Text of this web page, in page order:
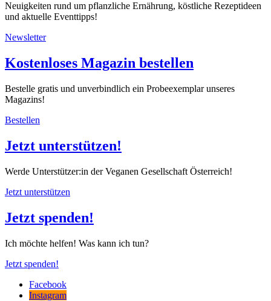
Neuigkeiten rund um pflanzliche Ernährung, köstliche Rezeptideen
und aktuelle Eventtipps!
Newsletter
Kostenloses Magazin bestellen
Bestelle gratis und unverbindlich ein Probeexemplar unseres
Magazins!
Bestellen
Jetzt unterstützen!
Werde Unterstützer:in der Veganen Gesellschaft Österreich!
Jetzt unterstützen
Jetzt spenden!
Ich möchte helfen! Was kann ich tun?
Jetzt spenden!
Facebook
Instagram